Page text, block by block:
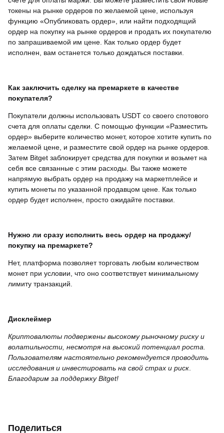
токены на рынке ордеров по желаемой цене, используя
функцию «Опубликовать ордер», или найти подходящий
ордер на покупку на рынке ордеров и продать их покупателю
по запрашиваемой им цене. Как только ордер будет
исполнен, вам останется только дождаться поставки.
Как заключить сделку на премаркете в качестве
покупателя?
Покупатели должны использовать USDT со своего спотового
счета для оплаты сделки. С помощью функции «Разместить
ордер» выберите количество монет, которое хотите купить по
желаемой цене, и разместите свой ордер на рынке ордеров.
Затем Bitget заблокирует средства для покупки и возьмет на
себя все связанные с этим расходы. Вы также можете
напрямую выбрать ордер на продажу на маркетплейсе и
купить монеты по указанной продавцом цене. Как только
ордер будет исполнен, просто ожидайте поставки.
Нужно ли сразу исполнить весь ордер на продажу/
покупку на премаркете?
Нет, платформа позволяет торговать любым количеством
монет при условии, что оно соответствует минимальному
лимиту транзакций.
Дисклеймер
Криптовалюты подвержены высокому рыночному риску и
волатильности, несмотря на высокий потенциал роста.
Пользователям настоятельно рекомендуется проводить
исследования и инвестировать на свой страх и риск
Благодарим за поддержку Bitget!
Поделиться